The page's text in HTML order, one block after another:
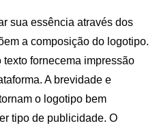
sua essência através dos
a composição do logotipo.
fornecema impressão
A brevidade e
o logotipo bem
tipo de publicidade. O